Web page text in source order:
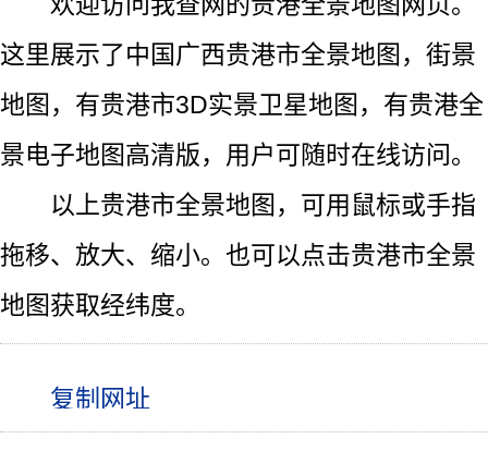
这里展示了中国广西贵港市全景地图，街景
地图，有贵港市3D实景卫星地图，有贵港全
景电子地图高清版，用户可随时在线访问。
以上贵港市全景地图，可用鼠标或手指
拖移、放大、缩小。也可以点击贵港市全景
地图获取经纬度。